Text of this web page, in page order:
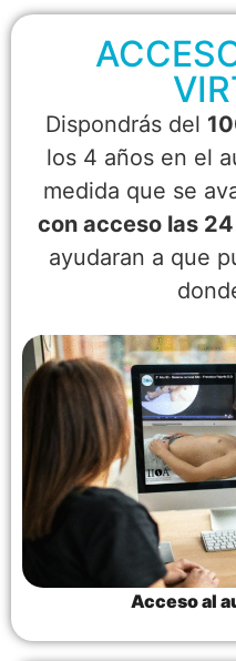
Dispondrás del
los 4 años en el
medida que se
con acceso las
ayudaran a que
Acceso al